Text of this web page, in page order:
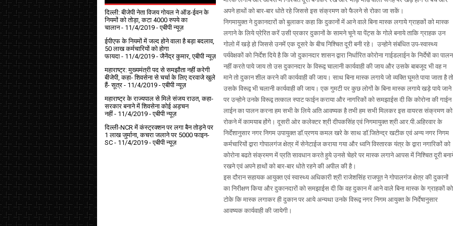
अपने हाथों को बार-बार धोते रहे जिससे इस संक्रमण को फैलने से रोका जा सकें।
निगमायुक्त ने दुकानदारों को बुलाकर कहा कि दुकानों में आने वाले बिना मास्क लगाये ग्राहकों को मास्क
लगाने के लिये प्रेरित करें उसी प्रकार दुकानों के सामने चूने या पेंट्स के गोले बनाये ताकि ग्राहक उन
गोलो में खड़े हो जिससे उनमें एक दूसरे के बीच निश्चित दूरी बनी रहे। उन्होने संबंधित उप-स्वास्थ्य
पर्यवेक्षकों को निर्देश दिये है कि जो दुकानदार शासन द्वारा निर्धारित कोरोना गाईडलाईन के निर्देषों का पालन
नहीं करते पाये जाय तो उस दुकानदार के विरूद्व चालानी कार्यवाही की जाय और उसके बाबजूद भी वह न
माने तो दुकान शील करने की कार्यवाही की जाय। साथ बिना मास्क लगाये जो व्यक्ति घूमते पाया जाता है तो
उसके विरूद्व भी चलानी कार्यवाही की जाय। एक गुमटी पर कुछ लोगों के बिना मास्क लगाये खड़े पाये जाने
पर उन्होने उनके विरूद्व तत्काल स्पाट फाईन कराया और नागरिकों को समझाईस दी कि कोरोना की गाईन
लाईन का पालन करना हम सभी के लिये अति आवष्यक है तभी हम सभी मिलकर इस वायरस संक्रमण को
रोकने में कामयाब होंगे। दूसरी ओर कलेक्टर श्री दीपकसिंह एवं निगमायुक्त श्री आर.पी.अहिरवार के
निर्देशानुसार नगर निगम उपायुक्त डाॅ.प्रणय कमल खरे के साथ डाॅ.जितेन्द्र खटीक एवं अन्य नगर निगम
कर्मचारियों द्वारा गोपालगंज क्षेत्र में सेनेटाईज कराया गया और ध्वनि विस्तारक यंत्र के द्वारा नगारिकों को
कोरोना बढते संक्रमण में प्रति सावधान करते हुये उनसे चेहरे पर मास्क लगाने आपस में निश्चित दूरी
रखने एवं अपने हाथों को बार-बार धोते रहने की अपील की है।
इस दौरान सहायक आयुक्त एवं स्वास्थ्य अधिकारी श्री राजेशसिंह राजपूत ने गोपालगंज क्षेत्र की दुकानों
का निरीक्षण किया और दुकानदारों को समझाईस दी कि वह दुकान में आने वाले बिना मास्क के ग्राहकों को
टोके कि मास्क लगाकर ही दुकान पर आये अन्यथा उनके विरूद्व नगर निगम आयुक्त के निर्देषानुसार
आवष्यक कार्यवाही की जायेगी।
दिल्ली: बीजेपी नेता विजय गोयल ने ऑड-ईवन के
नियमों को तोड़ा, कटा 4000 रुपये का
चालान- 11/4/2019 - एबीपी न्यूज़
ईपीएफ के नियमों में जल्द होने वाला है बड़ा बदलाव,
50 लाख कर्मचारियों को होगा
फायदा - 11/4/2019 - जैनेंद्र कुमार, एबीपी न्यूज़
महाराष्ट्र: मुख्यमंत्री पद से समझौता नहीं करेगी
बीजेपी, कहा- शिवसेना से चर्चा के लिए दरवाजे खुले
हैं- सूत्र - 11/4/2019 - एबीपी न्यूज़
महाराष्ट्र के राज्यपाल से मिले संजय राउत, कहा-
सरकार बनाने में शिवसेना कोई अड़चन
नहीं- 11/4/2019 - एबीपी न्यूज़
दिल्ली-NCR में कंस्ट्रक्शन पर लगा बैन तोड़ने पर
1 लाख जुर्माना, कचरा जलाने पर ₹5000 फाइन-
SC - 11/4/2019 - एबीपी न्यूज़